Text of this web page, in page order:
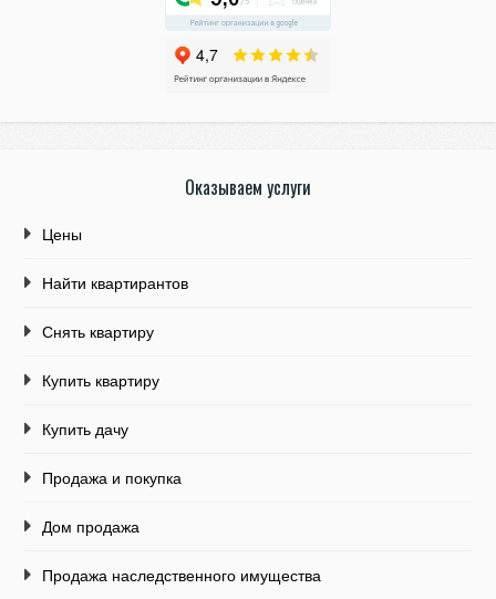
Оказываем услуги
Цены
Найти квартирантов
Снять квартиру
Купить квартиру
Купить дачу
Продажа и покупка
Дом продажа
Продажа наследственного имущества